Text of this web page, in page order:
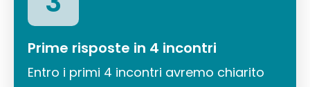
Prime risposte in 4 incontri
Entro i primi 4 incontri avremo chiarito